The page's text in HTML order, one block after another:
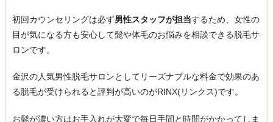
初回カウンセリングは必ず男性スタッフが担当するため、女性の
目が気になる方も安心して髭や体毛のお悩みを相談できる脱毛サ
ロンです。
金沢の人気男性脱毛サロンとしてリーズナブルな料金で効果のあ
る脱毛が受けられると評判が高いのがRINX(リンクス)です。
お髭が濃い方はお手入れが大変で毎日手間と時間がかかってしま